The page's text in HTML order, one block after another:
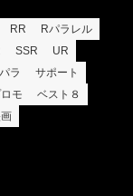
RR
Rパラレル
SSR
UR
ラ
サポート
モ
ベスト８